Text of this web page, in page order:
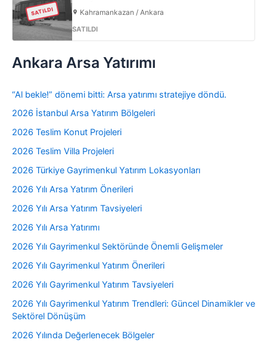
SATILDI Kahramankazan / Ankara
SATILDI
Ankara Arsa Yatırımı
“Al bekle!” dönemi bitti: Arsa yatırımı stratejiye döndü.
2026 İstanbul Arsa Yatırım Bölgeleri
2026 Teslim Konut Projeleri
2026 Teslim Villa Projeleri
2026 Türkiye Gayrimenkul Yatırım Lokasyonları
2026 Yılı Arsa Yatırım Önerileri
2026 Yılı Arsa Yatırım Tavsiyeleri
2026 Yılı Arsa Yatırımı
2026 Yılı Gayrimenkul Sektöründe Önemli Gelişmeler
2026 Yılı Gayrimenkul Yatırım Önerileri
2026 Yılı Gayrimenkul Yatırım Tavsiyeleri
2026 Yılı Gayrimenkul Yatırım Trendleri: Güncel Dinamikler ve
Sektörel Dönüşüm
2026 Yılında Değerlenecek Bölgeler